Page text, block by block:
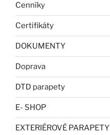
Cenníky
Certifikáty
DOKUMENTY
Doprava
DTD parapety
E- SHOP
EXTERIÉROVÉ PARAPETY